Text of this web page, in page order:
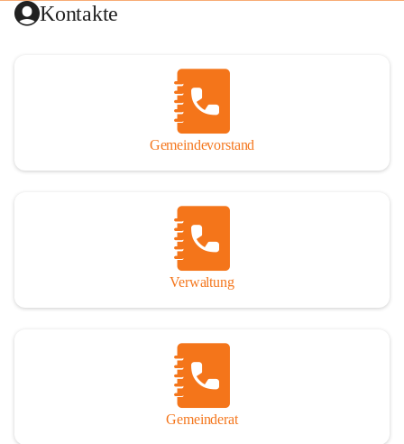
Kontakte
Gemeindevorstand
Verwaltung
Gemeinderat